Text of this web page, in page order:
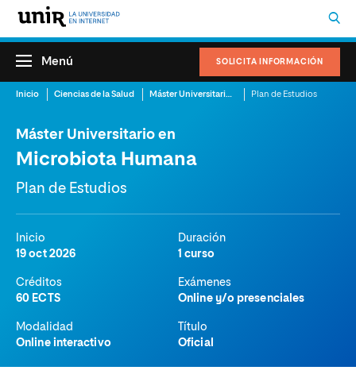
SOLICITA INFORMACIÓN
Menú
Inicio Ciencias de la Salud Máster Universitario en Microbiota Humana Plan de Estudios
Máster Universitario en
Microbiota Humana
Plan de Estudios
Inicio
19 oct 2026
Duración
1 curso
Créditos
60 ECTS
Exámenes
Online y/o presenciales
Modalidad
Online interactivo
Título
Oficial